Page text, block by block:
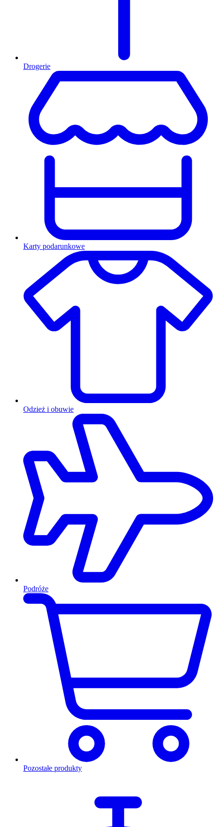
Drogerie
Karty podarunkowe
Odzież i obuwie
Podróże
Pozostałe produkty